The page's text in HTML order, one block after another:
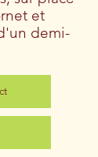
et
demi-